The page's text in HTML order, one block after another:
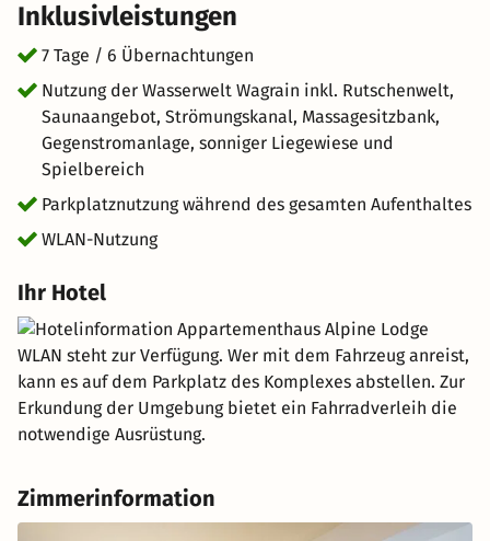
Inklusivleistungen
7 Tage / 6 Übernachtungen
Nutzung der Wasserwelt Wagrain inkl. Rutschenwelt,
Saunaangebot, Strömungskanal, Massagesitzbank,
Gegenstromanlage, sonniger Liegewiese und
Spielbereich
Parkplatznutzung während des gesamten Aufenthaltes
WLAN-Nutzung
Ihr Hotel
WLAN steht zur Verfügung. Wer mit dem Fahrzeug anreist,
kann es auf dem Parkplatz des Komplexes abstellen. Zur
Erkundung der Umgebung bietet ein Fahrradverleih die
notwendige Ausrüstung.
Zimmerinformation